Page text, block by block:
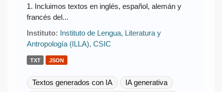
1. Incluimos textos en inglés, español, alemán y
francés del...
Instituto: Instituto de Lengua, Literatura y
Antropología (ILLA), CSIC
TXT JSON
Textos generados con IA
IA generativa